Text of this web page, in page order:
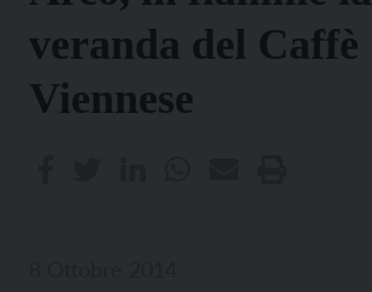
veranda del Caffè
Viennese